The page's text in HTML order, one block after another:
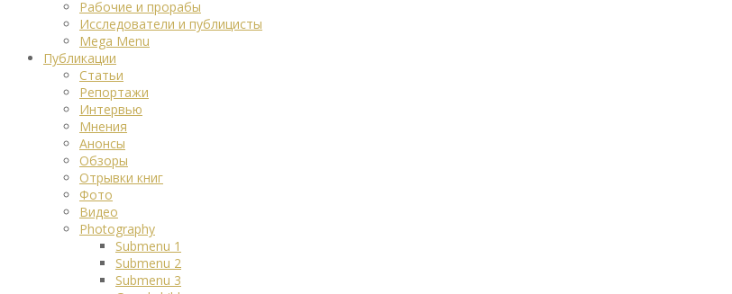
Рабочие и прорабы
Исследователи и публицисты
Mega Menu
Публикации
Статьи
Репортажи
Интервью
Мнения
Анонсы
Обзоры
Отрывки книг
Фото
Видео
Photography
Submenu 1
Submenu 2
Submenu 3